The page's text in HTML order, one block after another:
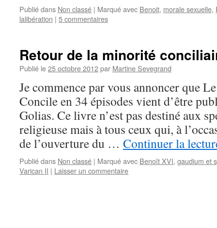
Publié dans Non classé | Marqué avec Benoit, morale sexuelle,
lalibération | 5 commentaires
Retour de la minorité
Publié le25 octobre 2012par Martine Sevegrand
Je commence par vous annoncer que
Concile en 34 épisodes vient d’être
Golias. Ce livre n’est pas destiné aux
religieuse mais à tous ceux qui, à
de l’ouverture du … Continuer la
Publié dans Non classé | Marqué avec Benoît XVI, gaudium et
Varican II | Laisser un commentaire